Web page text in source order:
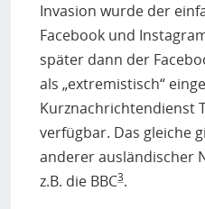
Invasion wurde der
Facebook und
später dann der
als „extremistisch“
Kurznachrichtendienst
verfügbar. Das gleiche
anderer ausländischer
z.B. die BBC3.